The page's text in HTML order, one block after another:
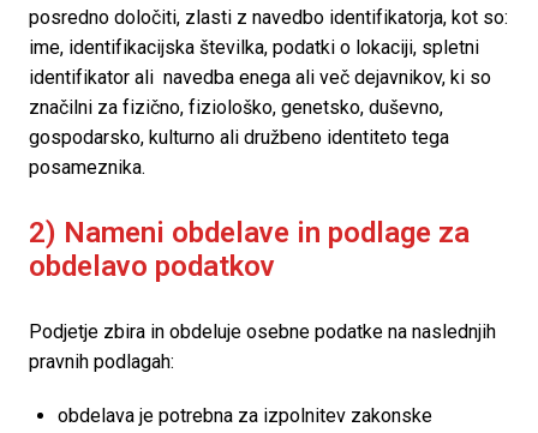
posredno določiti, zlasti z navedbo identifikatorja, kot so:
ime, identifikacijska številka, podatki o lokaciji, spletni
identifikator ali  navedba enega ali več dejavnikov, ki so
značilni za fizično, fiziološko, genetsko, duševno,
gospodarsko, kulturno ali družbeno identiteto tega
posameznika.
2) Nameni obdelave in podlage za
obdelavo podatkov
Podjetje zbira in obdeluje osebne podatke na naslednjih
pravnih podlagah:
obdelava je potrebna za izpolnitev zakonske